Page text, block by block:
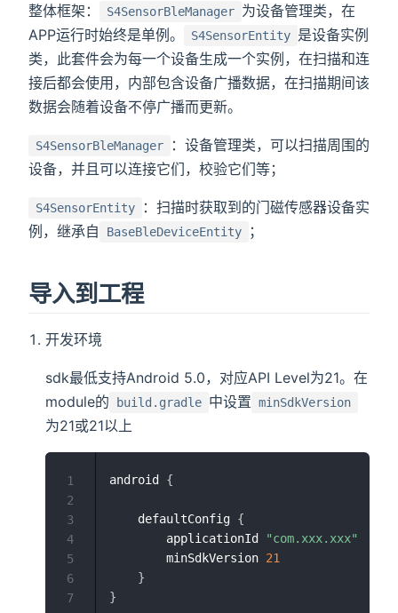
整体框架： S4SensorBleManager 为设备管理类，在
APP运行时始终是单例。
S4SensorEntity 是设备实例
类，此套件会为每一个设备生成一个实例，在扫描和连
接后都会使用，内部包含设备广播数据，在扫描期间该
数据会随着设备不停广播而更新。
S4SensorBleManager
：设备管理类，可以扫描周围的
设备，并且可以连接它们，校验它们等；
S4SensorEntity
：扫描时获取到的门磁传感器设备实
例，继承自
BaseBleDeviceEntity ；
导入到工程
开发环境
sdk最低支持Android 5.0，对应API Level为21。在
module的
build.gradle 中设置 minSdkVersion
为21或21以上
android {
    defaultConfig
{
        applicationId
"com.xxx.xxx"
        minSdkVersion
21
}
}
1
2
3
4
5
6
7